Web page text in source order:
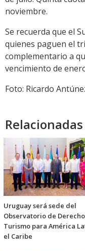
noviembre.
Se recuerda que el
quienes paguen el
complementario a
vencimiento de
Foto: Ricardo
Relacionadas
Uruguay será sede del
Observatorio de
Turismo para América
el Caribe